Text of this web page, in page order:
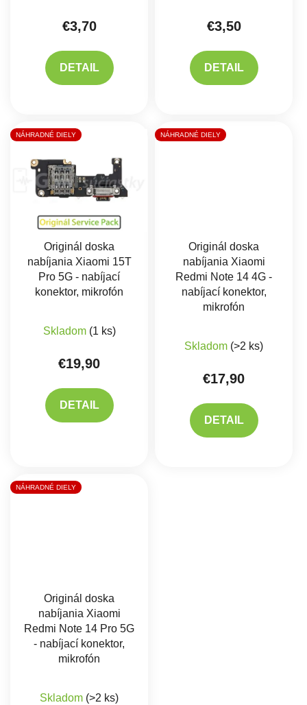
€3,70
DETAIL
€3,50
DETAIL
NÁHRADNÉ DIELY
Originál doska
nabíjania Xiaomi 15T
Pro 5G - nabíjací
konektor, mikrofón
Skladom (1 ks)
€19,90
DETAIL
NÁHRADNÉ DIELY
Originál doska
nabíjania Xiaomi
Redmi Note 14 4G -
nabíjací konektor,
mikrofón
Skladom (>2 ks)
€17,90
DETAIL
NÁHRADNÉ DIELY
Originál doska
nabíjania Xiaomi
Redmi Note 14 Pro 5G
- nabíjací konektor,
mikrofón
Skladom (>2 ks)